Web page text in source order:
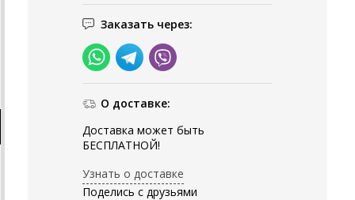
Заказать через:
О доставке:
Доставка может быть
БЕСПЛАТНОЙ!
Узнать о доставке
Поделись с друзьями